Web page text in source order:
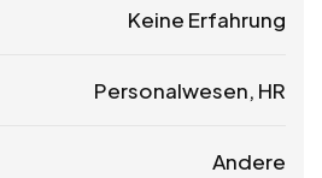
Keine Erfahrung
Personalwesen, HR
Andere